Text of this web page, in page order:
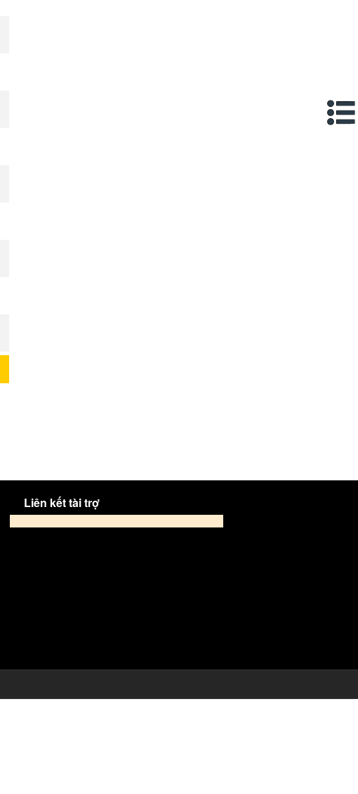
Liên kết tài trợ